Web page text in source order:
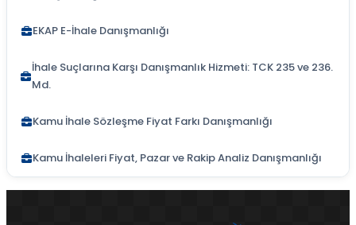
EKAP E-İhale Danışmanlığı
İhale Suçlarına Karşı Danışmanlık Hizmeti: TCK 235 ve 236.
Md.
Kamu İhale Sözleşme Fiyat Farkı Danışmanlığı
Kamu İhaleleri Fiyat, Pazar ve Rakip Analiz Danışmanlığı